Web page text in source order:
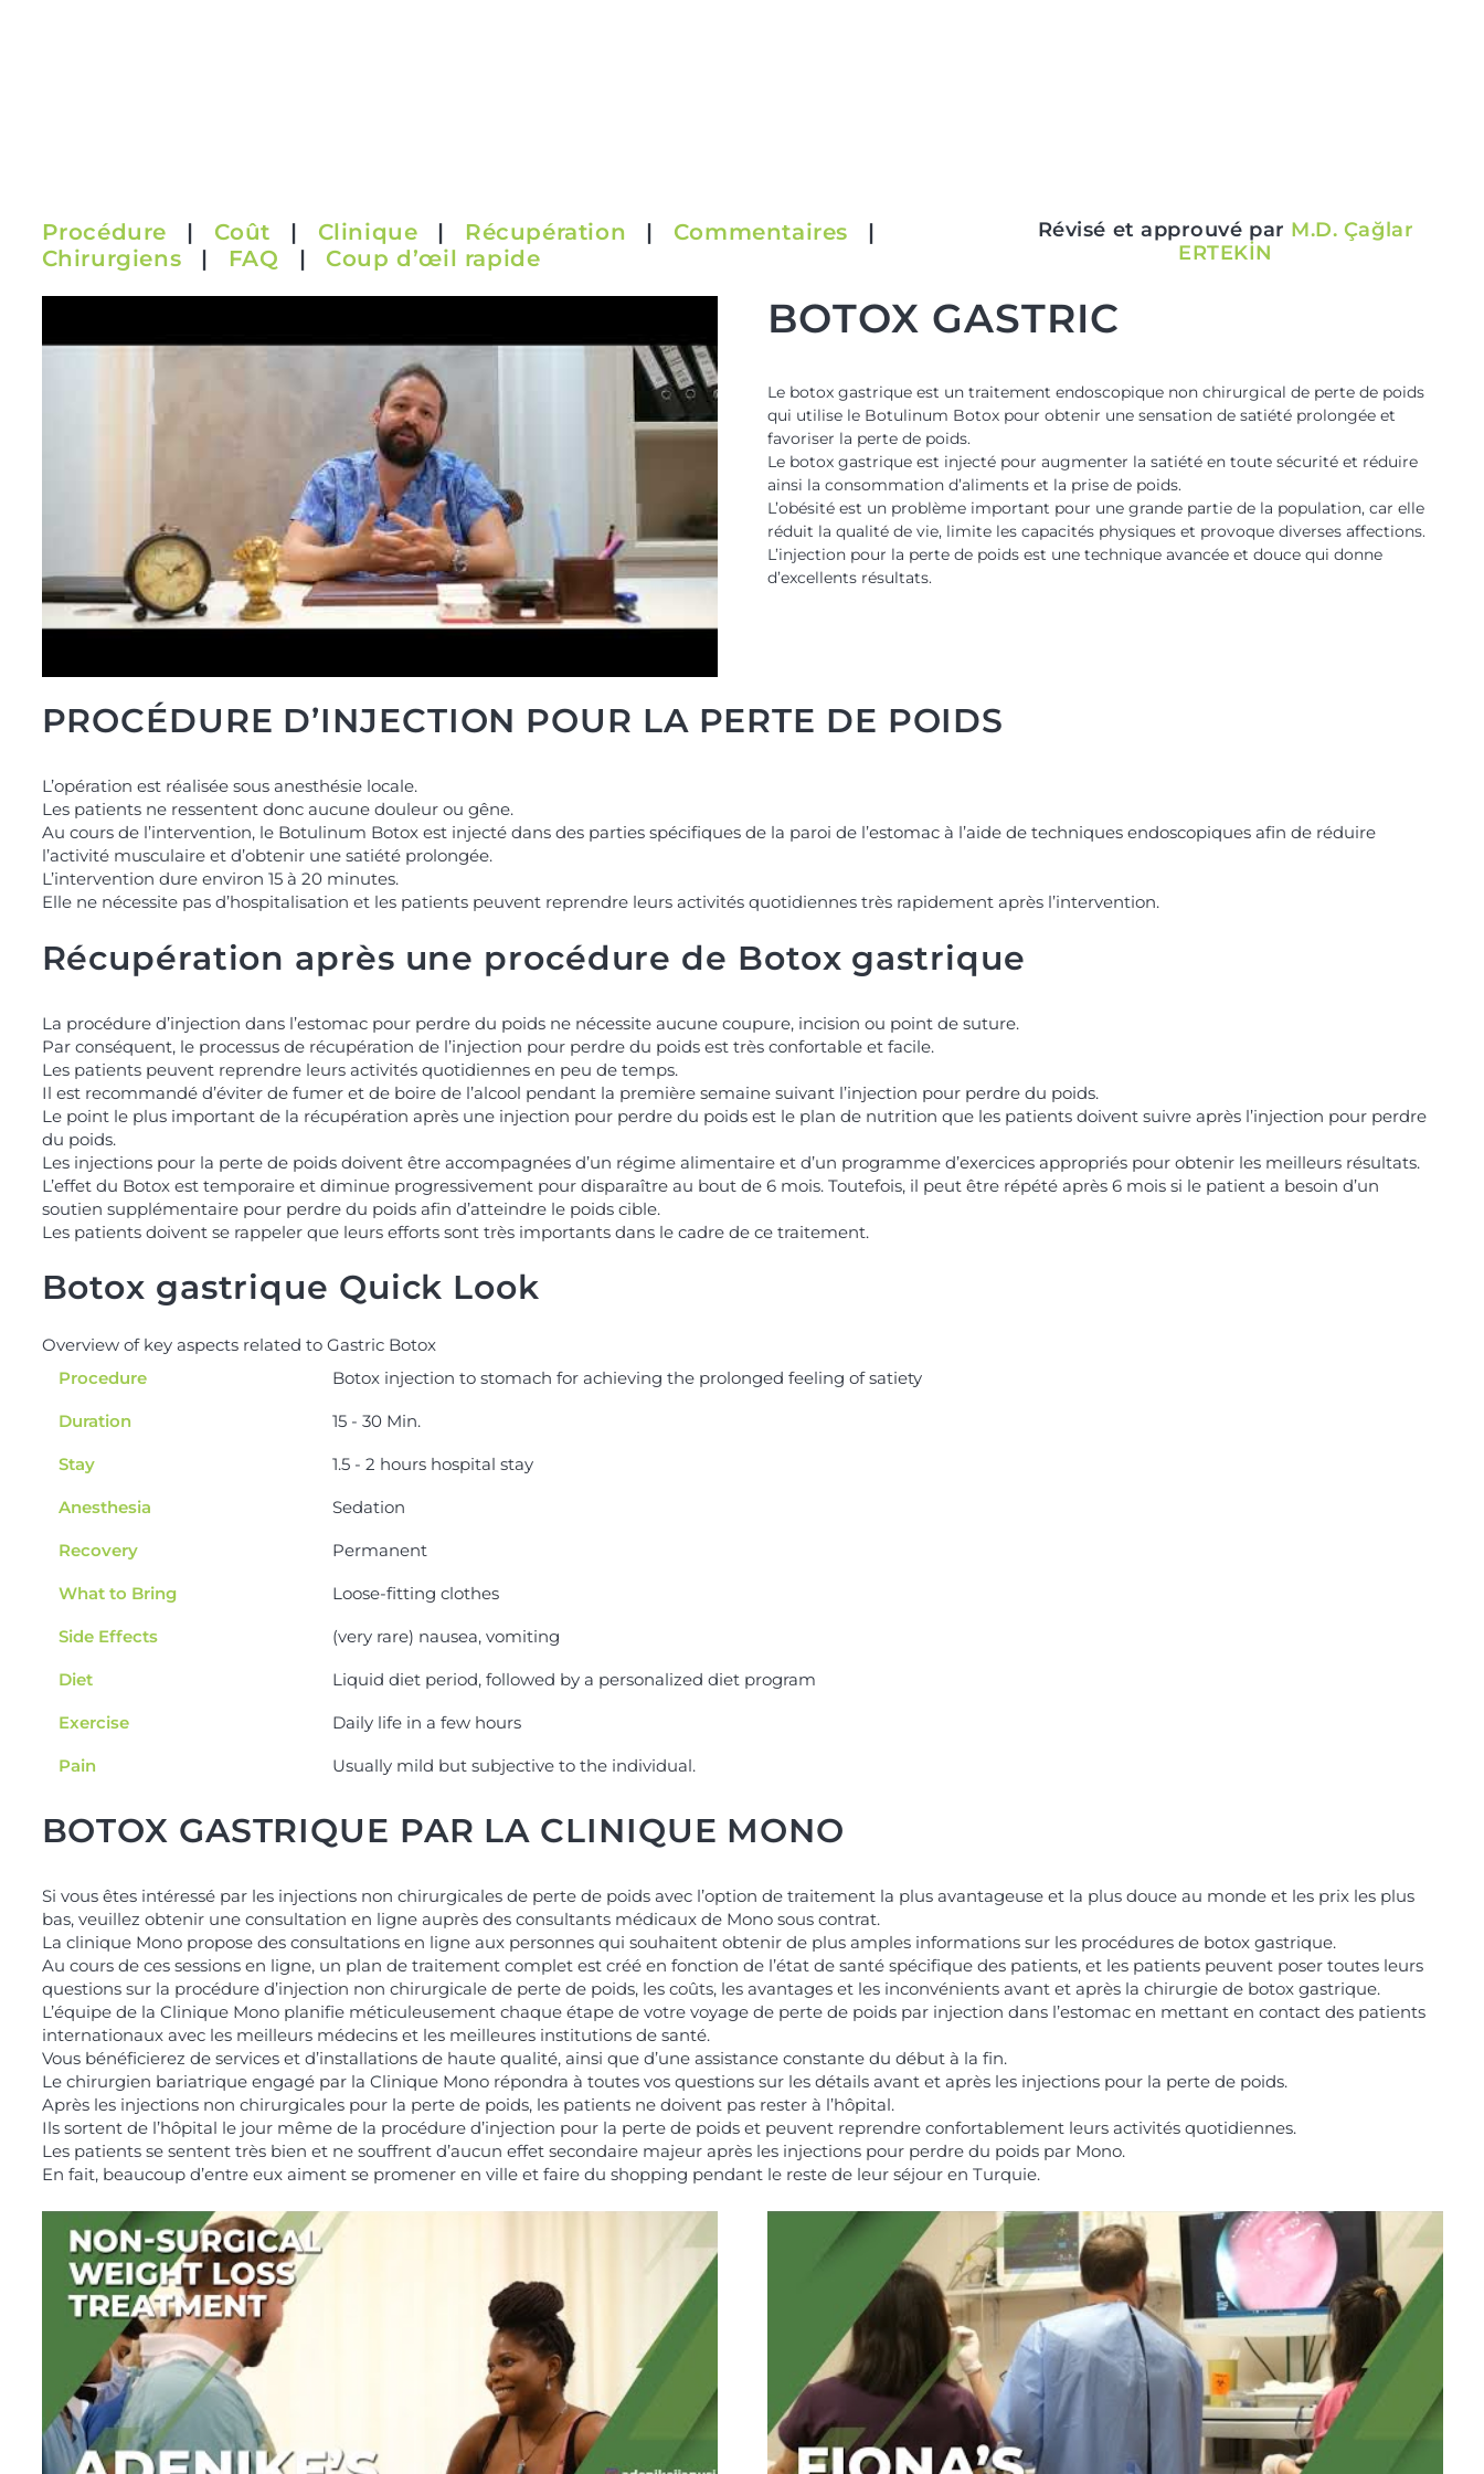
Procédure | Coût | Clinique | Récupération | Commentaires
|
Chirurgiens
| FAQ | Coup d’œil rapide
Révisé et approuvé par M.D. Çağlar
ERTEKİN
BOTOX GASTRIC
Le botox gastrique est un traitement endoscopique non chirurgical de perte de poids
qui utilise le Botulinum Botox pour obtenir une sensation de satiété prolongée et
favoriser la perte de poids.
Le botox gastrique est injecté pour augmenter la satiété en toute sécurité et réduire
ainsi la consommation d’aliments et la prise de poids.
L’obésité est un problème important pour une grande partie de la population, car elle
réduit la qualité de vie, limite les capacités physiques et provoque diverses affections.
L’injection pour la perte de poids est une technique avancée et douce qui donne
d’excellents résultats.
PROCÉDURE D’INJECTION POUR LA PERTE DE POIDS
L’opération est réalisée sous anesthésie locale.
Les patients ne ressentent donc aucune douleur ou gêne.
Au cours de l’intervention, le Botulinum Botox est injecté dans des parties spécifiques de la paroi de l’estomac à l’aide de techniques endoscopiques afin de réduire
l’activité musculaire et d’obtenir une satiété prolongée.
L’intervention dure environ 15 à 20 minutes.
Elle ne nécessite pas d’hospitalisation et les patients peuvent reprendre leurs activités quotidiennes très rapidement après l’intervention.
Récupération après une procédure de Botox gastrique
La procédure d’injection dans l’estomac pour perdre du poids ne nécessite aucune coupure, incision ou point de suture.
Par conséquent, le processus de récupération de l’injection pour perdre du poids est très confortable et facile.
Les patients peuvent reprendre leurs activités quotidiennes en peu de temps.
Il est recommandé d’éviter de fumer et de boire de l’alcool pendant la première semaine suivant l’injection pour perdre du poids.
Le point le plus important de la récupération après une injection pour perdre du poids est le plan de nutrition que les patients doivent suivre après l’injection pour perdre
du poids.
Les injections pour la perte de poids doivent être accompagnées d’un régime alimentaire et d’un programme d’exercices appropriés pour obtenir les meilleurs résultats.
L’effet du Botox est temporaire et diminue progressivement pour disparaître au bout de 6 mois. Toutefois, il peut être répété après 6 mois si le patient a besoin d’un
soutien supplémentaire pour perdre du poids afin d’atteindre le poids cible.
Les patients doivent se rappeler que leurs efforts sont très importants dans le cadre de ce traitement.
Botox gastrique Quick Look
Overview of key aspects related to Gastric Botox
Procedure
Botox injection to stomach for achieving the prolonged feeling of satiety
Duration 15 - 30 Min.
Stay 1.5 - 2 hours hospital stay
Anesthesia Sedation
Recovery Permanent
What to Bring Loose-fitting clothes
Side Effects (very rare) nausea, vomiting
Diet Liquid diet period, followed by a personalized diet program
Exercise Daily life in a few hours
Pain Usually mild but subjective to the individual.
BOTOX GASTRIQUE PAR LA CLINIQUE MONO
Si vous êtes intéressé par les injections non chirurgicales de perte de poids avec l’option de traitement la plus avantageuse et la plus douce au monde et les prix les plus
bas, veuillez obtenir une consultation en ligne auprès des consultants médicaux de Mono sous contrat.
La clinique Mono propose des consultations en ligne aux personnes qui souhaitent obtenir de plus amples informations sur les procédures de botox gastrique.
Au cours de ces sessions en ligne, un plan de traitement complet est créé en fonction de l’état de santé spécifique des patients, et les patients peuvent poser toutes leurs
questions sur la procédure d’injection non chirurgicale de perte de poids, les coûts, les avantages et les inconvénients avant et après la chirurgie de botox gastrique.
L’équipe de la Clinique Mono planifie méticuleusement chaque étape de votre voyage de perte de poids par injection dans l’estomac en mettant en contact des patients
internationaux avec les meilleurs médecins et les meilleures institutions de santé.
Vous bénéficierez de services et d’installations de haute qualité, ainsi que d’une assistance constante du début à la fin.
Le chirurgien bariatrique engagé par la Clinique Mono répondra à toutes vos questions sur les détails avant et après les injections pour la perte de poids.
Après les injections non chirurgicales pour la perte de poids, les patients ne doivent pas rester à l’hôpital.
Ils sortent de l’hôpital le jour même de la procédure d’injection pour la perte de poids et peuvent reprendre confortablement leurs activités quotidiennes.
Les patients se sentent très bien et ne souffrent d’aucun effet secondaire majeur après les injections pour perdre du poids par Mono.
En fait, beaucoup d’entre eux aiment se promener en ville et faire du shopping pendant le reste de leur séjour en Turquie.